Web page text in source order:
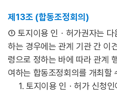
제13조 (합동조정회의)
① 토지이용 인ㆍ허가권자는 다
하는 경우에는 관계 기관 간 이
령으로 정하는 바에 따라 관계
여하는 합동조정회의를 개최할
1. 토지이용 인ㆍ허가 신청